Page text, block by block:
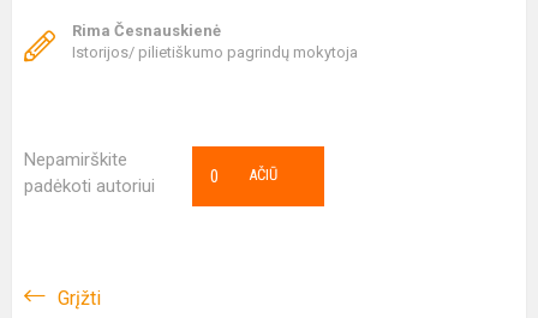
Rima Česnauskienė
Istorijos/ pilietiškumo pagrindų mokytoja
Nepamirškite
padėkoti autoriui
AČIŪ
0
Grįžti